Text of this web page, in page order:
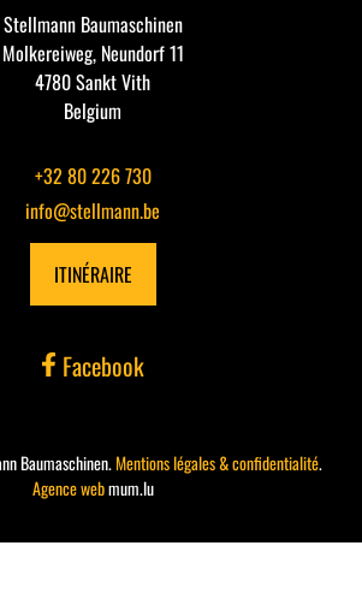
Stellmann Baumaschinen
Molkereiweg, Neundorf 11
4780 Sankt Vith
Belgium
+32 80 226 730
info@stellmann.be
ITINÉRAIRE
Facebook
Baumaschinen.Mentions légales & confidentialité.
Agence webmum.lu